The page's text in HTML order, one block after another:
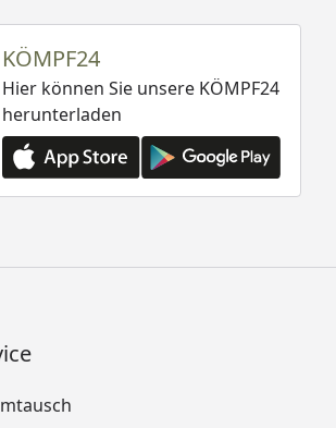
KÖMPF24
Hier können Sie unsere KÖMPF24
herunterladen